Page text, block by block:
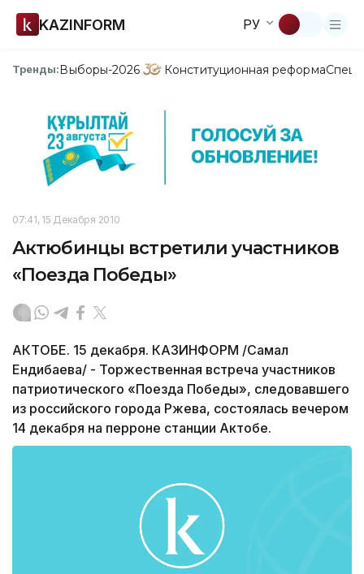
KAZINFORM РУ
Тренды:Выборы-2026 Конституционная реформа
07:41, 15 Декабря 2010
Актюбинцы встретили участников
«Поезда Победы»
АКТОБЕ. 15 декабря. КАЗИНФОРМ /Самал
Ендибаева/ - Торжественная встреча участников
патриотического «Поезда Победы», следовавшего
из российского города Ржева, состоялась вечером
14 декабря на перроне станции Актобе.